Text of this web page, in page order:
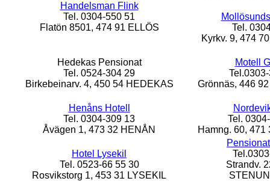
Handelsman Flink
Tel. 0304-550 51
Flatön 8501, 474 91 ELLÖS
Tel.
Kyrkv. 9, 474
Hedekas Pensionat
Tel. 0524-304 29
Birkebeinarv. 4, 450 54 HEDEKAS
Motell
Grönnäs, 446
Henåns Hotell
Tel. 0304-309 13
Åvägen 1, 473 32 HENÅN
Tel.
Hamng. 60,
Hotel Lysekil
Tel. 0523-66 55 30
Rosvikstorg 1, 453 31 LYSEKIL
Strandv.